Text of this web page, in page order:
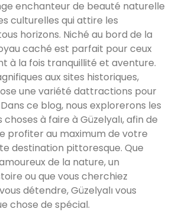
enchanteur de beauté naturelle
culturelles qui attire les
horizons. Niché au bord de la
caché est parfait pour ceux
à la fois tranquillité et aventure.
aux sites historiques,
une variété dattractions pour
ce blog, nous explorerons les
à faire à Güzelyalı, afin de
profiter au maximum de votre
destination pittoresque. Que
de la nature, un
ou que vous cherchiez
détendre, Güzelyalı vous
chose de spécial.